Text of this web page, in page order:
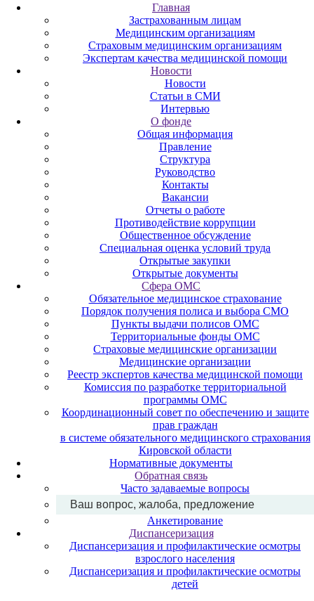
Главная
Застрахованным лицам
Медицинским организациям
Страховым медицинским организациям
Экспертам качества медицинской помощи
Новости
Новости
Статьи в СМИ
Интервью
О фонде
Общая информация
Правление
Структура
Руководство
Контакты
Вакансии
Отчеты о работе
Противодействие коррупции
Общественное обсуждение
Специальная оценка условий труда
Открытые закупки
Открытые документы
Сфера ОМС
Обязательное медицинское страхование
Порядок получения полиса и выбора СМО
Пункты выдачи полисов ОМС
Территориальные фонды ОМС
Страховые медицинские организации
Медицинские организации
Реестр экспертов качества медицинской помощи
Комиссия по разработке территориальной
программы ОМС
Координационный совет по обеспечению и защите
прав граждан
в системе обязательного медицинского страхования
Кировской области
Нормативные документы
Обратная связь
Часто задаваемые вопросы
Ваш вопрос, жалоба, предложение
Анкетирование
Диспансеризация
Диспансеризация и профилактические осмотры
взрослого населения
Диспансеризация и профилактические осмотры
детей